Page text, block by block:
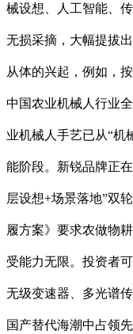
械设想、人工智能、
无损采摘，大幅提拔
从体的兴起，例如，
中国农业机械人行业
业机械人手艺已从“机
能阶段。新锐品牌正
层设想+场景落地”双
履方案》要求农做物
受能力无限。投资者
无级变速器、多光谱
国产替代海潮中占领